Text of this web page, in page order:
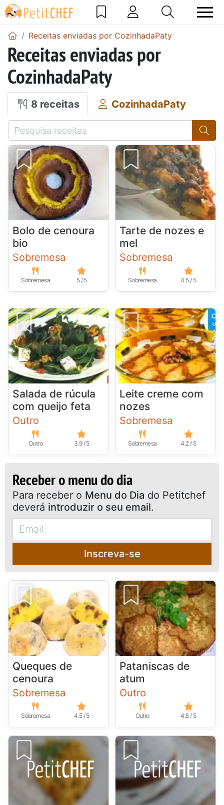
Receitas enviadas por CozinhadaPaty
Receitas enviadas por
CozinhadaPaty
8 receitas CozinhadaPaty
Bolo de cenoura
bio
Sobremesa
Sobremesa 5 / 5
Tarte de nozes e
mel
Sobremesa
Sobremesa 4.5 / 5
Salada de rúcula
com queijo feta
Outro
Outro 3.9 / 5
Leite creme com
nozes
Sobremesa
Sobremesa 4.2 / 5
Receber o menu do dia
Para receber o Menu do Dia do Petitchef
deverá introduzir o seu email.
Inscreva-se
Queques de
cenoura
Sobremesa
Sobremesa 4.5 / 5
Pataniscas de
atum
Outro
Outro 4.5 / 5